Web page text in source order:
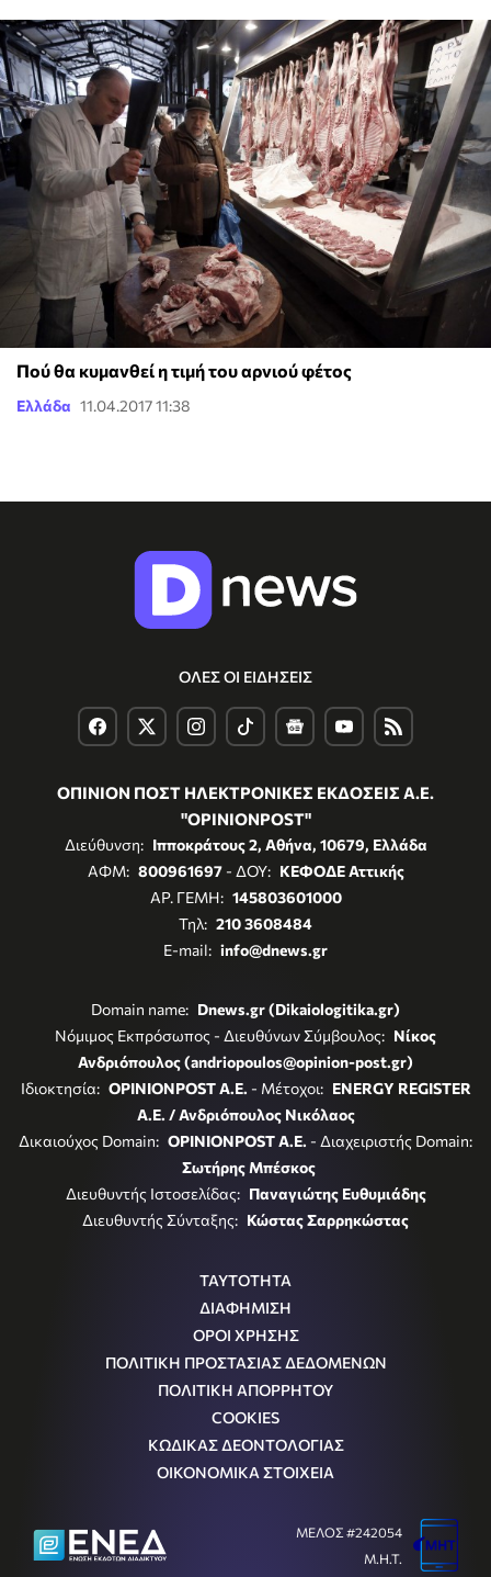
Πού θα κυμανθεί η τιμή του αρνιού φέτος
Ελλάδα 11.04.2017 11:38
ΟΛΕΣ ΟΙ ΕΙΔΗΣΕΙΣ
ΟΠΙΝΙΟΝ ΠΟΣΤ ΗΛΕΚΤΡΟΝΙΚΕΣ ΕΚΔΟΣΕΙΣ Α.Ε.
"OPINIONPOST"
Διεύθυνση: Ιπποκράτους 2, Αθήνα, 10679, Ελλάδα
ΑΦΜ: 800961697- ΔΟΥ: ΚΕΦΟΔΕ Αττικής
ΑΡ. ΓΕΜΗ: 145803601000
Τηλ: 210 3608484
E-mail: info@dnews.gr
Domain name: Dnews.gr (Dikaiologitika.gr)
Νόμιμος Εκπρόσωπος - Διευθύνων Σύμβουλος: Νίκος
Ανδριόπουλος (andriopoulos@opinion-post.gr)
Ιδιοκτησία: OPINIONPOST A.E. - Μέτοχοι: ENERGY REGISTER
Α.Ε. / Ανδριόπουλος Νικόλαος
Δικαιούχος Domain: OPINIONPOST A.E. - Διαχειριστής Domain:
Σωτήρης Μπέσκος
Διευθυντής Ιστοσελίδας: Παναγιώτης Ευθυμιάδης
Διευθυντής Σύνταξης: Κώστας Σαρρηκώστας
ΤΑΥΤΟΤΗΤΑ
ΔΙΑΦΗΜΙΣΗ
ΟΡΟΙ ΧΡΗΣΗΣ
ΠΟΛΙΤΙΚΗ ΠΡΟΣΤΑΣΙΑΣ ΔΕΔΟΜΕΝΩΝ
ΠΟΛΙΤΙΚΗ ΑΠΟΡΡΗΤΟΥ
COOKIES
ΚΩΔΙΚΑΣ ΔΕΟΝΤΟΛΟΓΙΑΣ
ΟΙΚΟΝΟΜΙΚΑ ΣΤΟΙΧΕΙΑ
ΜΕΛΟΣ #242054
Μ.Η.Τ.